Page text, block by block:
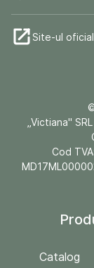
Site-ul
„Victiana"
Cod
Catalog